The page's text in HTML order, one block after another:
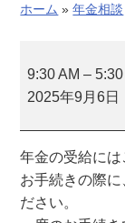
ホーム » 年金相談
金
相
（
弥
富
9:30 AM –
2025年9月6日
年金の受給には
お手続きの際
ださい。